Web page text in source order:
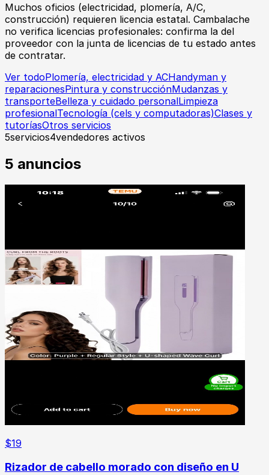
Muchos oficios (electricidad, plomería, A/C,
construcción) requieren licencia estatal. Cambalache
no verifica licencias profesionales: confirma la del
proveedor con la junta de licencias de tu estado antes
de contratar.
Ver todoPlomería, electricidad y ACHandyman y
reparacionesPintura y construcciónMudanzas y
transporteBelleza y cuidado personalLimpieza
profesionalTecnología (cels y computadoras)Clases y
tutoríasOtros servicios
5servicios4vendedores activos
5 anuncios
$19
Rizador de cabello morado con diseño en U